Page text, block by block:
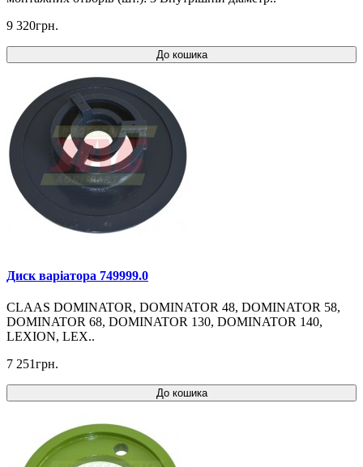
9 320грн.
До кошика
Диск варіатора 749999.0
CLAAS DOMINATOR, DOMINATOR 48, DOMINATOR 58,
DOMINATOR 68, DOMINATOR 130, DOMINATOR 140,
LEXION, LEX..
7 251грн.
До кошика